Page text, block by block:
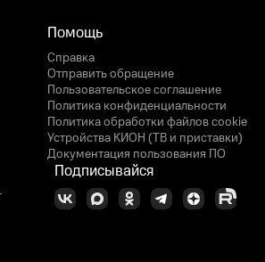
Помощь
Справка
Отправить обращение
Пользовательское соглашение
Политика конфиденциальности
Политика обработки файлов cookie
Устройства КИОН (ТВ и приставки)
Документация пользования ПО
Подписывайся